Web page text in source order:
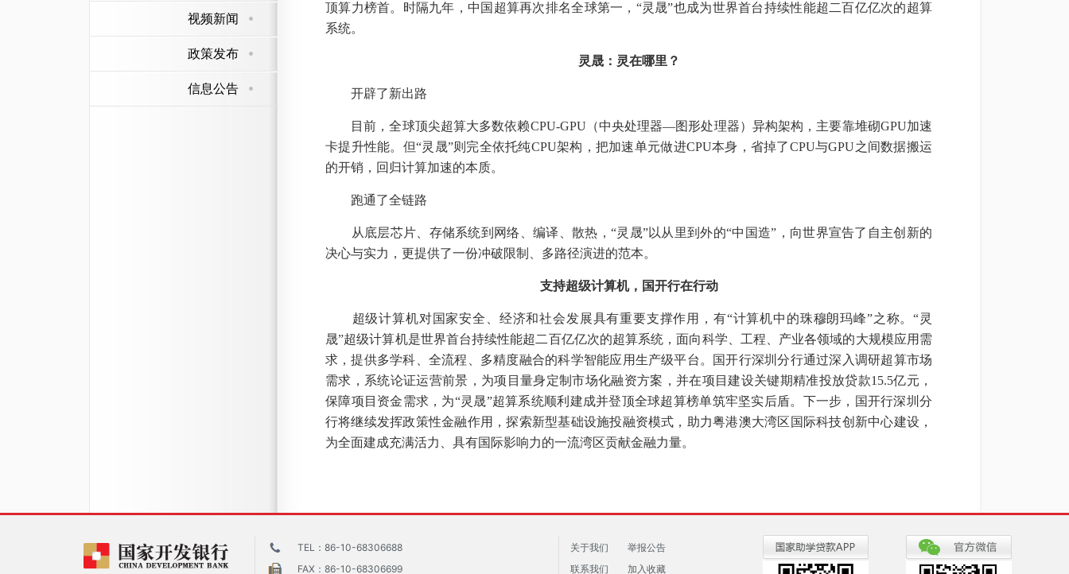
视频新闻
政策发布
信息公告
顶算力榜首。时隔九年，中国超算再次排名全球第一，“灵晟”也成为世界首台持续性能超二百亿亿次的超算
系统。
灵晟：灵在哪里？
开辟了新出路
目前，全球顶尖超算大多数依赖CPU-GPU（中央处理器—图形处理器）异构架构，主要靠堆砌GPU加速
卡提升性能。但“灵晟”则完全依托纯CPU架构，把加速单元做进CPU本身，省掉了CPU与GPU之间数据搬运
的开销，回归计算加速的本质。
跑通了全链路
从底层芯片、存储系统到网络、编译、散热，“灵晟”以从里到外的“中国造”，向世界宣告了自主创新的
决心与实力，更提供了一份冲破限制、多路径演进的范本。
支持超级计算机，国开行在行动
超级计算机对国家安全、经济和社会发展具有重要支撑作用，有“计算机中的珠穆朗玛峰”之称。“灵
晟”超级计算机是世界首台持续性能超二百亿亿次的超算系统，面向科学、工程、产业各领域的大规模应用需
求，提供多学科、全流程、多精度融合的科学智能应用生产级平台。国开行深圳分行通过深入调研超算市场
需求，系统论证运营前景，为项目量身定制市场化融资方案，并在项目建设关键期精准投放贷款15.5亿元，
保障项目资金需求，为“灵晟”超算系统顺利建成并登顶全球超算榜单筑牢坚实后盾。下一步，国开行深圳分
行将继续发挥政策性金融作用，探索新型基础设施投融资模式，助力粤港澳大湾区国际科技创新中心建设，
为全面建成充满活力、具有国际影响力的一流湾区贡献金融力量。
TEL：86-10-68306688
FAX：86-10-68306699
关于我们
举报公告
联系我们
加入收藏